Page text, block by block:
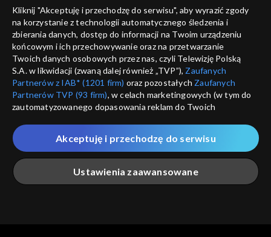
ANULUJ
informacje o dostawcy usług
Kliknij "Akceptuję i przechodzę do serwisu", aby wyrazić zgody
na korzystanie z technologii automatycznego śledzenia i
zbierania danych, dostęp do informacji na Twoim urządzeniu
końcowym i ich przechowywanie oraz na przetwarzanie
Twoich danych osobowych przez nas, czyli Telewizję Polską
S.A. w likwidacji (zwaną dalej również „TVP”), Zaufanych
Partnerów z IAB* (1201 firm) oraz pozostałych Zaufanych
Partnerów TVP (93 firm), w celach marketingowych (w tym do
zautomatyzowanego dopasowania reklam do Twoich
które wskazujemy poniżej, a także zgody na udostępnianie
przez nas identyfikatora PPID do Google.
Twoje dane osobowe zbierane podczas odwiedzania przez
Ciebie naszych
poszczególnych serwisówzwanych dalej
„Portalem”, w tym informacje zapisywane za pomocą
Ustawienia zaawansowane
Akceptuję i przechodzę do serwisu